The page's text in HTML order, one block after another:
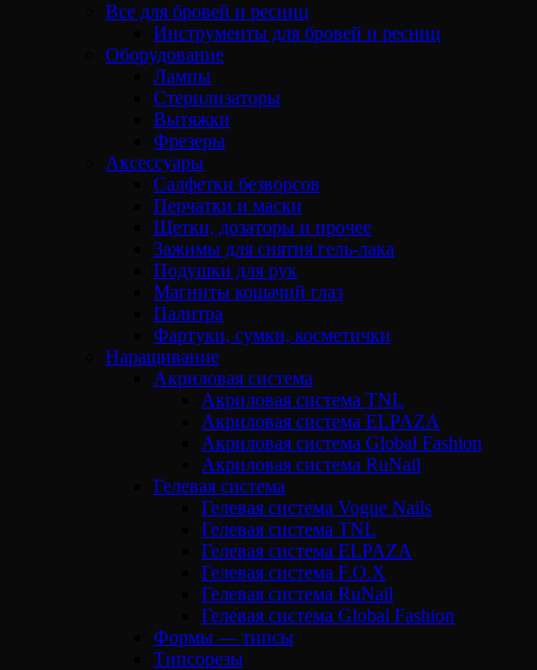
Все для бровей и ресниц
Инструменты для бровей и ресниц
Оборудование
Лампы
Стерилизаторы
Вытяжки
Фрезеры
Аксессуары
Салфетки безворсов
Перчатки и маски
Щетки, дозаторы и прочее
Зажимы для снятия гель-лака
Подушки для рук
Магниты кошачий глаз
Палитра
Фартуки, сумки, косметички
Наращивание
Акриловая система
Акриловая система TNL
Акриловая система ELPAZA
Акриловая система Global Fashion
Акриловая система RuNail
Гелевая система
Гелевая система Vogue Nails
Гелевая система TNL
Гелевая система ELPAZA
Гелевая система F.O.X
Гелевая система RuNail
Гелевая система Global Fashion
Формы — типсы
Типсорезы